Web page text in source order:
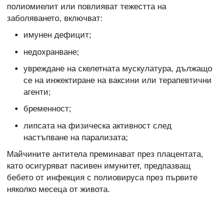
полиомиелит или повлияват тежестта на
заболяването, включват:
имунен дефицит;
недохранване;
увреждане на скелетната мускулатура, дължащо
се на инжектиране на ваксини или терапевтични
агенти;
бременност;
липсата на физическа активност след
настъпване на парализата;
Майчините антитела преминават през плацентата,
като осигуряват пасивен имунитет, предпазващ
бебето от инфекция с полиовируса през първите
няколко месеца от живота.